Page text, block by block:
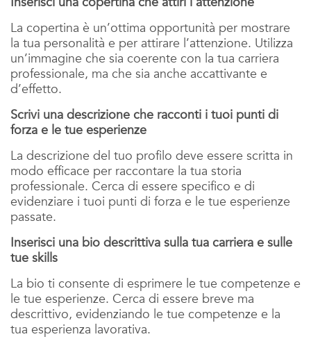
La copertina è un’ottima opportunità per mostrare
la tua personalità e per attirare l’attenzione. Utilizza
un’immagine che sia coerente con la tua carriera
professionale, ma che sia anche accattivante e
d’effetto.
Scrivi una descrizione che racconti i tuoi punti di
forza e le tue esperienze
La descrizione del tuo profilo deve essere scritta in
modo efficace per raccontare la tua storia
professionale. Cerca di essere specifico e di
evidenziare i tuoi punti di forza e le tue esperienze
passate.
Inserisci una bio descrittiva sulla tua carriera e sulle
tue skills
La bio ti consente di esprimere le tue competenze e
le tue esperienze. Cerca di essere breve ma
descrittivo, evidenziando le tue competenze e la
tua esperienza lavorativa.